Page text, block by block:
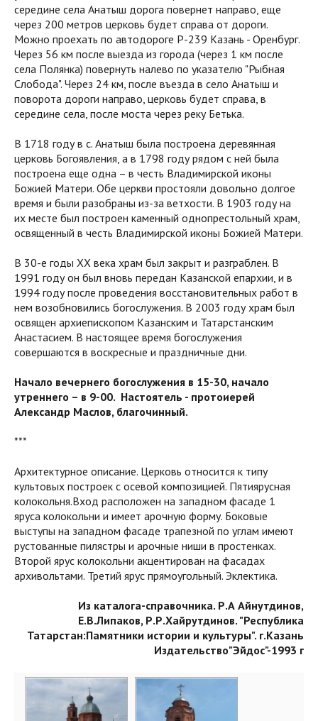
середине села Анатыш дорога повернет направо, еще
через 200 метров церковь будет справа от дороги.
Можно проехать по автодороге Р-239 Казань - Оренбург.
Через 56 км после выезда из города (через 1 км после
села Полянка) повернуть налево по указателю "Рыбная
Слобода". Через 24 км, после въезда в село Анатыш и
поворота дороги направо, церковь будет справа, в
середине села, после моста через реку Бетька.
В 1718 году в с. Анатыш была построена деревянная
церковь Богоявления, а в 1798 году рядом с ней была
построена еще одна – в честь Владимирской иконы
Божией Матери. Обе церкви простояли довольно долгое
время и были разобраны из-за ветхости. В 1903 году на
их месте был построен каменный однопрестольный храм,
освященный в честь Владимирской иконы Божией Матери.
В 30-е годы XX века храм был закрыт и разграблен. В
1991 году он был вновь передан Казанской епархии, и в
1994 году после проведения восстановительных работ в
нем возобновились богослужения. В 2003 году храм был
освящен архиепископом Казанским и Татарстанским
Анастасием. В настоящее время богослужения
совершаются в воскресные и праздничные дни.
Начало вечернего богослужения в 15-30, начало
утреннего – в 9-00. Настоятель - протоиерей
Александр Маслов, благочинный.
***
Архитектурное описание. Церковь относится к типу
культовых построек с осевой композицией. Пятиярусная
колокольня.Вход расположен на западном фасаде 1
яруса колокольни и имеет арочную форму. Боковые
выступы на западном фасаде трапезной по углам имеют
рустованные пилястры и арочные ниши в простенках.
Второй ярус колокольни акцентирован на фасадах
архивольтами. Третий ярус прямоугольный. Эклектика.
Из каталога-справочника. Р.А Айнутдинов,
Е.В.Липаков, Р.Р.Хайрутдинов. "Республика
Татарстан:Памятники истории и культуры". г.Казань
Издательство"Эйдос"-1993 г